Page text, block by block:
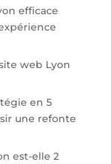
efficace
web Lyon
en 5
une refonte
est-elle 2